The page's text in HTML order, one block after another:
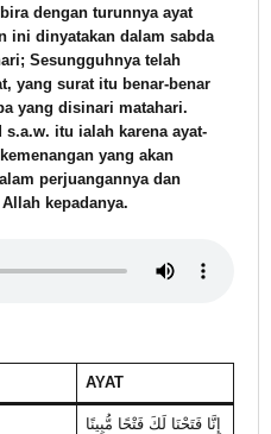
dengan turunnya ayat
ini dinyatakan dalam sabda
Sesungguhnya telah
yang surat itu benar-benar
yang disinari matahari.
s.a.w. itu ialah karena ayat-
yang akan
perjuangannya dan
kepadanya.
AYAT
إِنَّا فَتَحْنَا لَكَ فَتْحًا مُّبِينًا